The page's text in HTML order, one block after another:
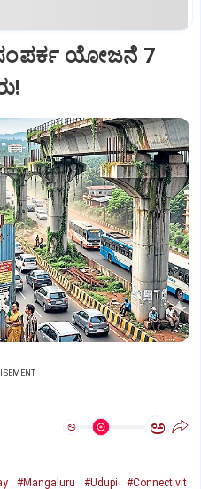
ಯೋಜನೆ 7
ಅ ಅ
#Mangaluru #Udupi
#Connectivit